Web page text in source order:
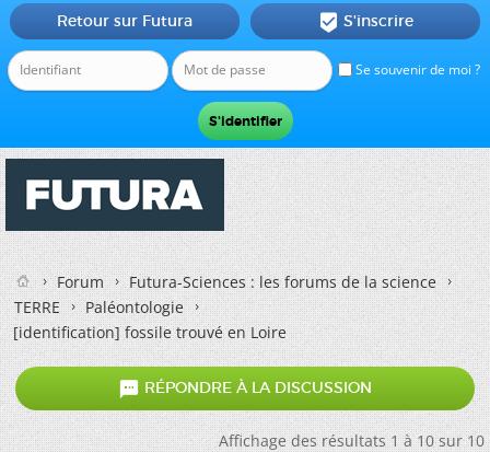
Se souvenir de moi ?
Retour sur Futura  S'inscrire
Forum
Futura-Sciences : les forums de la science
TERRE
Paléontologie
[identification] fossile trouvé en Loire
 RÉPONDRE À LA DISCUSSION
Affichage des résultats 1 à 10 sur 10